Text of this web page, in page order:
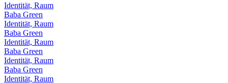
Identität, Raum
Baba Green
Identität, Raum
Baba Green
Identität, Raum
Baba Green
Identität, Raum
Baba Green
Identität, Raum